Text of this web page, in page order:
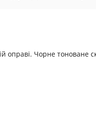
оправі. Чорне